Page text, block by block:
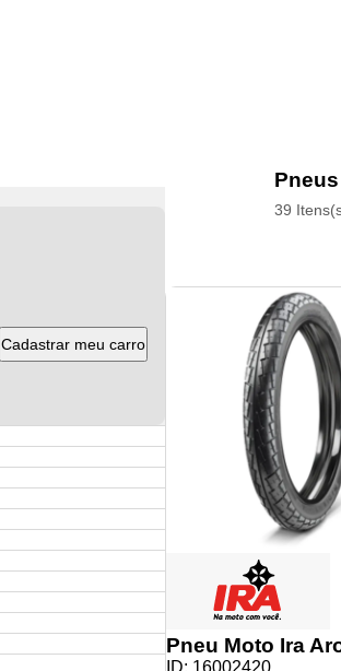
Cadastrar meu carro
39
Pneu Moto Ira
ID: 16002420